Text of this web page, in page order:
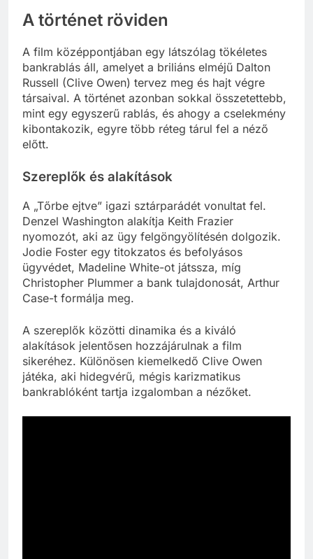
A történet röviden
A film középpontjában egy látszólag tökéletes
bankrablás áll, amelyet a briliáns elméjű Dalton
Russell (Clive Owen) tervez meg és hajt végre
társaival. A történet azonban sokkal összetettebb,
mint egy egyszerű rablás, és ahogy a cselekmény
kibontakozik, egyre több réteg tárul fel a néző
előtt.
Szereplők és alakítások
A „Tőrbe ejtve” igazi sztárparádét vonultat fel.
Denzel Washington alakítja Keith Frazier
nyomozót, aki az ügy felgöngyölítésén dolgozik.
Jodie Foster egy titokzatos és befolyásos
ügyvédet, Madeline White-ot játssza, míg
Christopher Plummer a bank tulajdonosát, Arthur
Case-t formálja meg.
A szereplők közötti dinamika és a kiváló
alakítások jelentősen hozzájárulnak a film
sikeréhez. Különösen kiemelkedő Clive Owen
játéka, aki hidegvérű, mégis karizmatikus
bankrablóként tartja izgalomban a nézőket.